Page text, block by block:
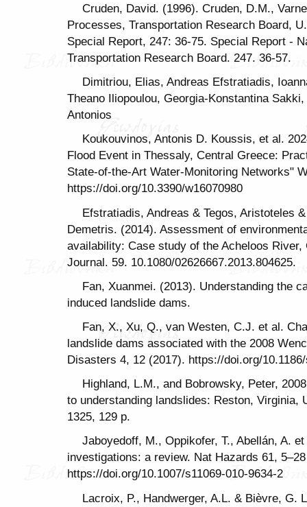
Cruden, David. (1996). Cruden, D.M.,
Processes, Transportation Research Board,
Special Report, 247: 36-75. Special Report -
Transportation Research Board. 247. 36-57.
Dimitriou, Elias, Andreas Efstratiadis,
Theano Iliopoulou, Georgia-Konstantina
Antonios
Koukouvinos, Antonis D. Koussis, et al.
Flood Event in Thessaly, Central Greece:
State-of-the-Art Water-Monitoring Networks"
https://doi.org/10.3390/w16070980
Efstratiadis, Andreas & Tegos, Aristoteles
Demetris. (2014). Assessment of
availability: Case study of the Acheloos
Journal. 59. 10.1080/02626667.2013.804625.
Fan, Xuanmei. (2013). Understanding the
induced landslide dams.
Fan, X., Xu, Q., van Westen, C.J. et al.
landslide dams associated with the 2008
Disasters 4, 12 (2017). https://doi.org/
Highland, L.M., and Bobrowsky, Peter,
to understanding landslides: Reston, Virginia,
1325, 129 p.
Jaboyedoff, M., Oppikofer, T., Abellán, A.
investigations: a review. Nat Hazards 61,
https://doi.org/10.1007/s11069-010-9634-2
Lacroix, P., Handwerger, A.L. & Bièvre, G.